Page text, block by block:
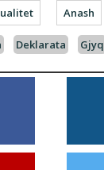
Anash
Deklarata Gjyq